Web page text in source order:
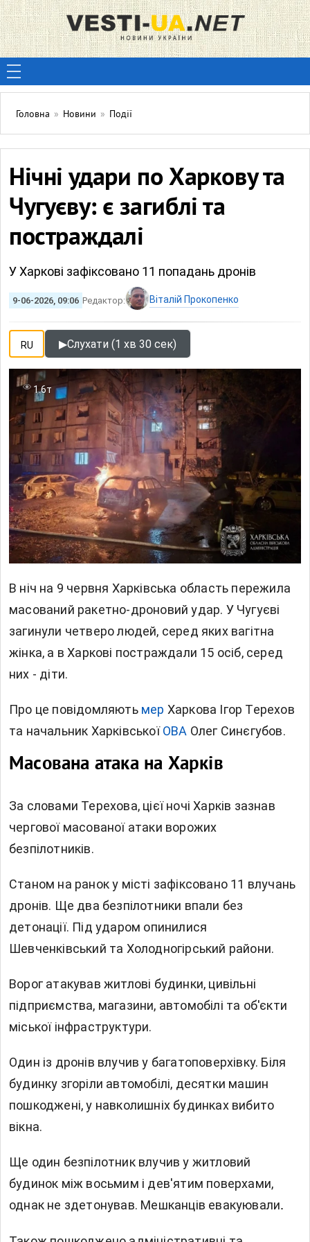
Головна » Новини » Події
Нічні удари по Харкову та
Чугуєву: є загиблі та
постраждалі
У Харкові зафіксовано 11 попадань дронів
9-06-2026, 09:06 Редактор: Віталій Прокопенко
RU ▶Слухати (1 хв 30 сек)
1.6т
В ніч на 9 червня Харківська область пережила
масований ракетно-дроновий удар. У Чугуєві
загинули четверо людей, серед яких вагітна
жінка, а в Харкові постраждали 15 осіб, серед
них - діти.
Про це повідомляють мер Харкова Ігор Терехов
та начальник Харківської ОВА Олег Синєгубов.
Масована атака на Харків
За словами Терехова, цієї ночі Харків зазнав
чергової масованої атаки ворожих
безпілотників.
Станом на ранок у місті зафіксовано 11 влучань
дронів. Ще два безпілотники впали без
детонації. Під ударом опинилися
Шевченківський та Холодногірський райони.
Ворог атакував житлові будинки, цивільні
підприємства, магазини, автомобілі та об'єкти
міської інфраструктури.
Один із дронів влучив у багатоповерхівку. Біля
будинку згоріли автомобілі, десятки машин
пошкоджені, у навколишніх будинках вибито
вікна.
Ще один безпілотник влучив у житловий
будинок між восьмим і дев'ятим поверхами,
однак не здетонував. Мешканців евакуювали.